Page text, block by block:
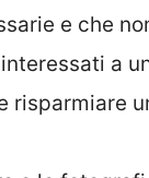
e che
a
risparmiare